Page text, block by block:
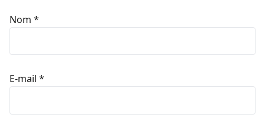
Nom *
E-mail *